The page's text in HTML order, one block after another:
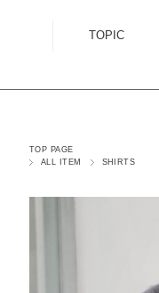
TOPIC
TOP PAGE
ALL ITEM
SHIRTS